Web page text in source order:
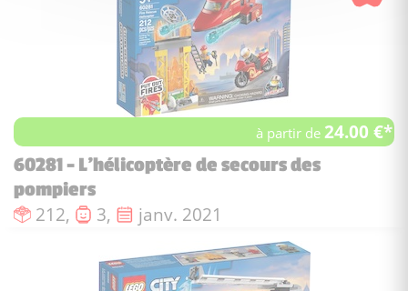
à partir de24.00 €*
60281 - L'hélicoptère de secours des
pompiers
Nombre de pièces :
212, Nombre de figurines :
3, Date de sortie :
janv. 2021